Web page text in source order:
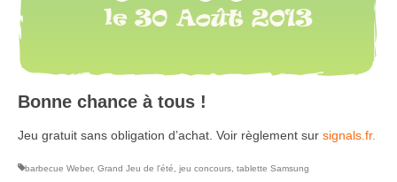
Bonne chance à tous !
Jeu gratuit sans obligation d’achat. Voir règlement sur signals.fr.
barbecue Weber, Grand Jeu de l'été, jeu concours, tablette Samsung